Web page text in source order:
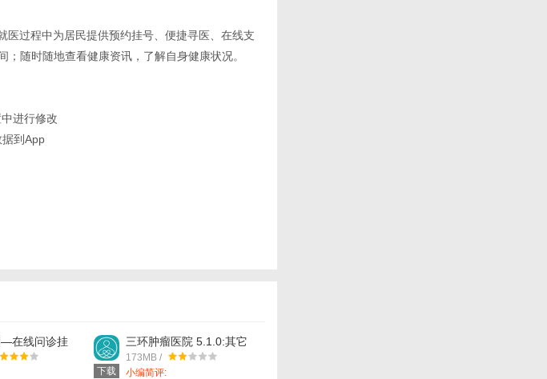
医过程中为居民提供预约挂号、便捷寻医、在线支
随时随地查看健康资讯，了解自身健康状况。
进行修改
到App
—在线问诊挂
手 3.19.3:简
app软件下
下载
三环肿瘤医院 5.1.0:其它
语言苹果版app软件下载
173MB /
小编简评: